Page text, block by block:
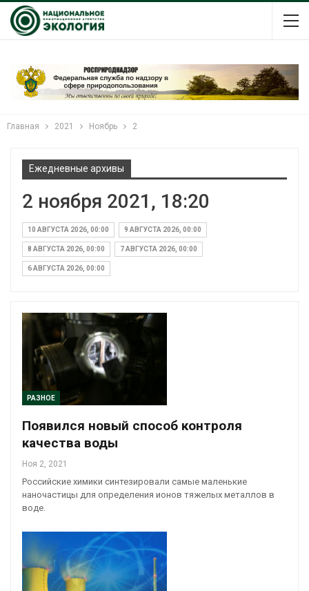
Главная 2021 Ноябрь 2
Ежедневные архивы
2 ноября 2021, 18:20
10 АВГУСТА 2026, 00:00 9 АВГУСТА 2026, 00:00
8 АВГУСТА 2026, 00:00 7 АВГУСТА 2026, 00:00
6 АВГУСТА 2026, 00:00
РАЗНОЕ
Появился новый способ контроля
качества воды
Ноя 2, 2021
Российские химики синтезировали самые маленькие
наночастицы для определения ионов тяжелых металлов в
воде.